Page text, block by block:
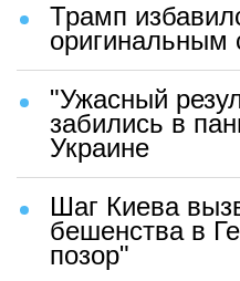
Трамп
оригинальным
"Ужасный
забились в
Украине
Шаг Киева
бешенства в
позор"